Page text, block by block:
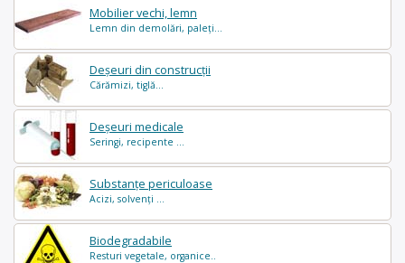
Mobilier vechi, lemn
Lemn din demolări, paleți...
Deșeuri din construcții
Cărămizi, tiglă...
Deșeuri medicale
Seringi, recipente ...
Substanțe periculoase
Acizi, solvenți ...
Biodegradabile
Resturi vegetale, organice..